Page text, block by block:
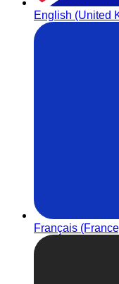
English (United
Français